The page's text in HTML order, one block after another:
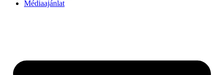
Médiaajánlat